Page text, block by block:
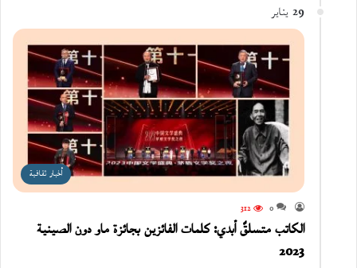
29 يناير
أخبار ثقافية
0
312
الكاتب متسلقٌ أبدي: كلمات الفائزين بجائزة ماو دون الصينية
2023